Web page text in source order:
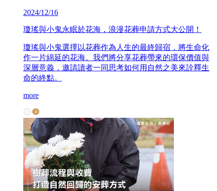
2024/12/16
瓊瑤與小鬼永眠於花海，浪漫花葬申請方式大公開！
瓊瑤與小鬼選擇以花葬作為人生的最終歸宿，將生命化
作一片綿延的花海。我們將分享花葬帶來的環保價值與
深層意義，邀請讀者一同思考如何用自然之美來詮釋生
命的終點。
more